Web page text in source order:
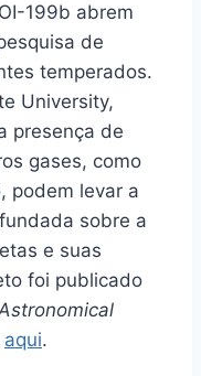
199b abrem
de
temperados.
University,
presença de
gases, como
podem levar a
sobre a
e suas
foi publicado
aqui.